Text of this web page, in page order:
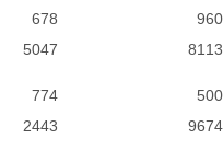
960
678
8113
500
5047
774
9674
2443